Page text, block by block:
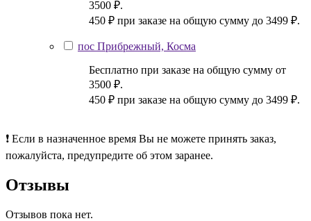
3500 ₽.
450 ₽ при заказе на общую сумму до 3499 ₽.
пос Прибрежный, Косма
Бесплатно при заказе на общую сумму от
3500 ₽.
450 ₽ при заказе на общую сумму до 3499 ₽.
❗ Если в назначенное время Вы не можете принять заказ,
пожалуйста, предупредите об этом заранее.
Отзывы
Отзывов пока нет.